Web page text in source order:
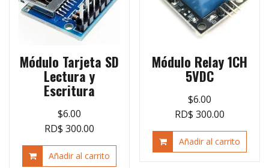
Módulo Tarjeta SD
Lectura y
Escritura
$6.00
RD$ 300.00
Añadir al carrito
Módulo Relay 1CH
5VDC
$6.00
RD$ 300.00
Añadir al carrito